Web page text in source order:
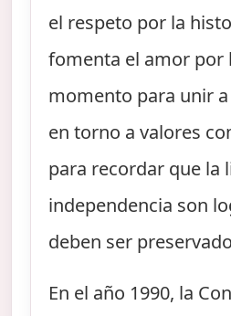
el respeto por la
fomenta el amor por
momento para unir
en torno a valores
para recordar que la
independencia son
deben ser
En el año 1990, la